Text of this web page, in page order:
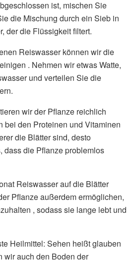
ist, mischen Sie
die Mischung durch ein Sieb in
der die Flüssigkeit filtert.
Reiswasser können wir die
. Nehmen wir etwas Watte,
und verteilen Sie die
wir der Pflanze reichlich
bei den Proteinen und Vitaminen
die Blätter sind, desto
dass die Pflanze problemlos
Reiswasser auf die Blätter
Pflanze außerdem ermöglichen,
, sodass sie lange lebt und
Heilmittel: Sehen heißt glauben
wir auch den Boden der